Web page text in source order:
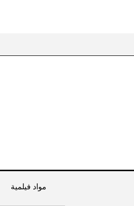
مواد فيلمية